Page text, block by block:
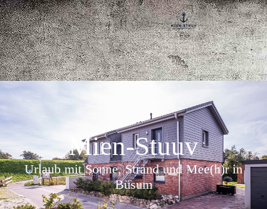
Mien-Stuuv
Urlaub mit Sonne, Strand und Mee(h)r in
Büsum